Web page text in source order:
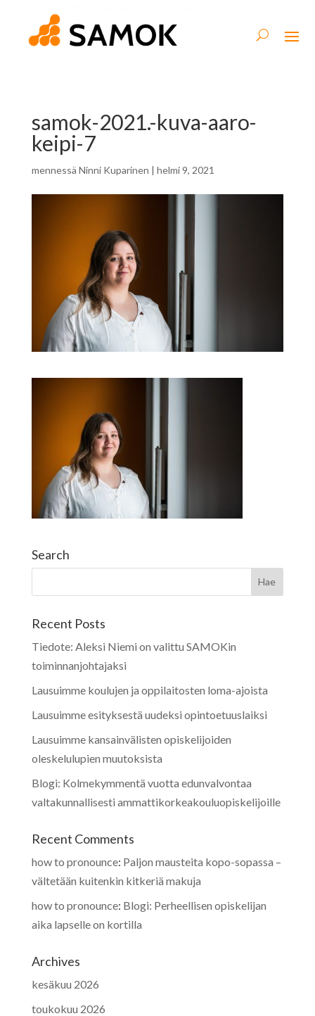
samok-2021.-kuva-aaro-
keipi-7
mennessä Ninni Kuparinen | helmi 9, 2021
Search
Recent Posts
Tiedote: Aleksi Niemi on valittu SAMOKin
toiminnanjohtajaksi
Lausuimme koulujen ja oppilaitosten loma-ajoista
Lausuimme esityksestä uudeksi opintoetuuslaiksi
Lausuimme kansainvälisten opiskelijoiden
oleskelulupien muutoksista
Blogi: Kolmekymmentä vuotta edunvalvontaa
valtakunnallisesti ammattikorkeakouluopiskelijoille
Recent Comments
how to pronounce: Paljon mausteita kopo-sopassa –
vältetään kuitenkin kitkeriä makuja
how to pronounce: Blogi: Perheellisen opiskelijan
aika lapselle on kortilla
Archives
kesäkuu 2026
toukokuu 2026